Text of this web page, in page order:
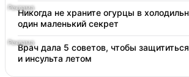
Никогда не храните огурцы в
один маленький секрет
Врач дала 5 советов, чтобы
и инсульта летом